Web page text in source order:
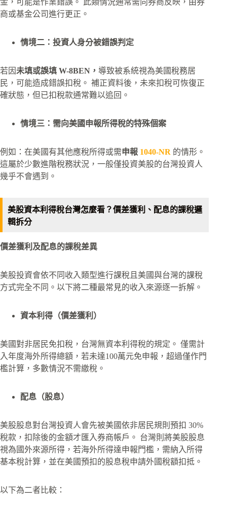
金，可能是作業錯誤。 此類情況通常需向券商反映，由券
商或基金公司進行更正。
情境二：投資人身分被錯誤判定
若因未填或誤填 W-8BEN， 導致被系統視為美國稅務居
民，可能造成錯誤扣稅。 補正資料後，未來扣稅可恢復正
確狀態，但已扣稅款通常難以追回。
情境三：需向美國申報所得稅的特殊個案
例如：在美國有其他應稅所得或需申報 1040-NR 的情形。
這屬於少數進階稅務狀況，一般僅投資美股的台灣投資人
幾乎不會遇到。
美股資本利得稅台灣怎麼看？價差獲利、配息的課稅邏
輯拆分
價差獲利及配息的課稅差異
美股投資會依不同收入類型進行課稅且美國與台灣的課稅
方式完全不同。以下將二種最常見的收入來源逐一拆解。
資本利得（價差獲利）
美國對非居民免扣稅，台灣無資本利得稅的規定。 僅需計
入年度海外所得總額，若未達100萬元免申報，超過僅作門
檻計算，多數情況不需繳稅。
配息（股息）
美股股息對台灣投資人會先被美國依非居民規則預扣 30%
稅款，扣除後的金額才匯入券商帳戶。 台灣則將美股股息
視為國外來源所得，若海外所得達申報門檻，需納入所得
基本稅計算，並在美國預扣的股息稅申請外國稅額扣抵。
以下為二者比較：